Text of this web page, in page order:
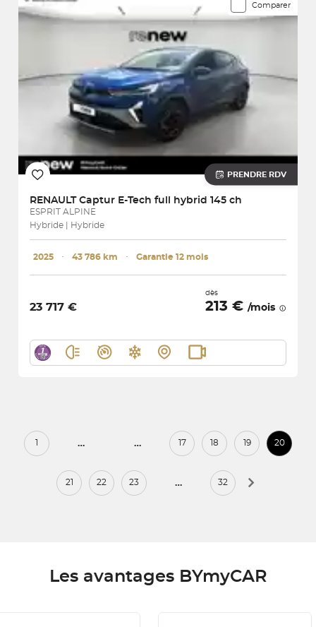
Comparer
PRENDRE RDV
RENAULT Captur E-Tech full hybrid 145 ch
ESPRIT ALPINE
Hybride | Hybride
2025 ･ 43 786 km ･ Garantie 12 mois
23 717 €
dès
213 € /mois
1 … … 17 18 19 20
21 22 23 … 32
Les avantages BYmyCAR